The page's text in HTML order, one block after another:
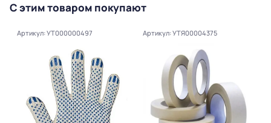
С этим товаром покупают
Артикул: УТ000000497 Артикул: УТЯ00004375